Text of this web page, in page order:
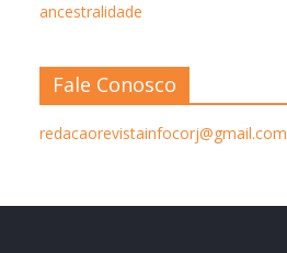
ancestralidade
Fale Conosco
redacaorevistainfocorj@gmail.com